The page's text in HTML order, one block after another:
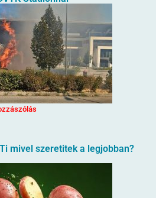
mivel szeretitek a legjobban?